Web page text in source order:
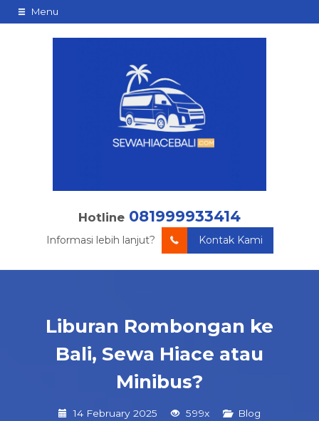
Menu
Hotline 081999933414
Informasi lebih lanjut? Kontak Kami
Liburan Rombongan ke
Bali, Sewa Hiace atau
Minibus?
14 February 2025 599x Blog